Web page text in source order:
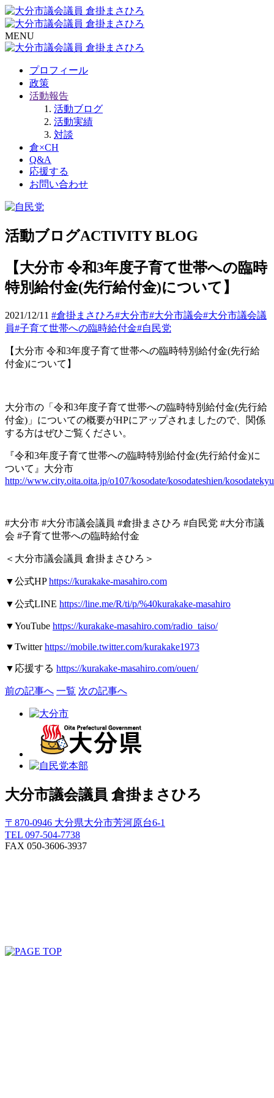
MENU
プロフィール
政策
活動報告
活動ブログ
活動実績
対談
倉×CH
Q&A
応援する
お問い合わせ
活動ブログACTIVITY BLOG
【大分市 令和3年度子育て世帯への臨時
特別給付金(先行給付金)について】
2021/12/11 #倉掛まさひろ#大分市#大分市議会#大分市議会議
員#子育て世帯への臨時給付金#自民党
【大分市 令和3年度子育て世帯への臨時特別給付金(先行給
付金)について】
大分市の「令和3年度子育て世帯への臨時特別給付金(先行給
付金) 」についての概要がHPにアップされましたので、関係
する方はぜひご覧ください。
『令和3年度子育て世帯への臨時特別給付金(先行給付金)に
ついて』大分市
http://www.city.oita.oita.jp/o107/kosodate/kosodateshien/
#大分市 #大分市議会議員 #倉掛まさひろ #自民党 #大分市議
会 #子育て世帯への臨時給付金
＜大分市議会議員 倉掛まさひろ＞
▼公式HP https://kurakake-masahiro.com
▼公式LINE https://line.me/R/ti/p/%40kurakake-masahiro
▼YouTube https://kurakake-masahiro.com/radio_taiso/
▼Twitter https://mobile.twitter.com/kurakake1973
▼ 応援する https://kurakake-masahiro.com/ouen/
前の記事へ 一覧 次の記事へ
大分市議会議員 倉掛まさひろ
〒870-0946 大分県大分市芳河原台6-1
TEL 097-504-7738
FAX 050-3606-3937